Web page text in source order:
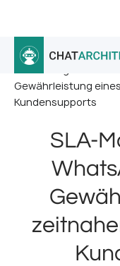
Startseite /
SLA-Management
Gewährleistung
Kundensupports
SLA-